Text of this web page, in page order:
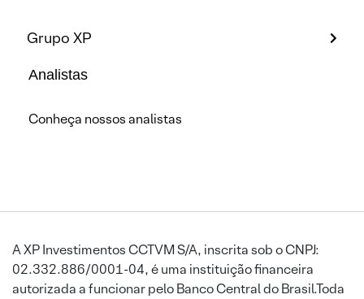
Grupo XP
Analistas
Conheça nossos analistas
A XP Investimentos CCTVM S/A, inscrita sob o CNPJ:
02.332.886/0001-04, é uma instituição financeira
autorizada a funcionar pelo Banco Central do Brasil.Toda